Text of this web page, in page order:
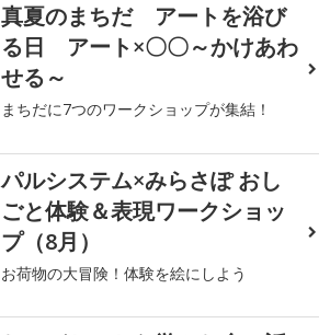
真夏のまちだ アートを浴び
る日 アート×〇〇～かけあわ
せる～
まちだに7つのワークショップが集結！
パルシステム×みらさぽ おし
ごと体験＆表現ワークショッ
プ（8月）
お荷物の大冒険！体験を絵にしよう